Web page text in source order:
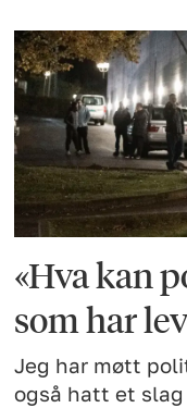
«Hva kan
som har
Jeg har møtt
også hatt et